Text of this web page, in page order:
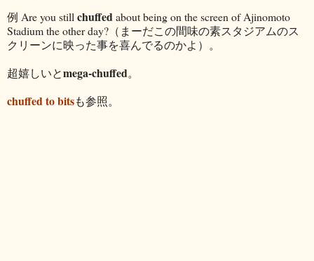
例 Are you still chuffedabout being on the screen of Ajinomoto
Stadium the other day?（まーだこの間味の素スタジアムのス
クリーンに映った事を喜んでるのかよ）。
超嬉しいとmega-chuffed。
chuffed to bitsも参照。